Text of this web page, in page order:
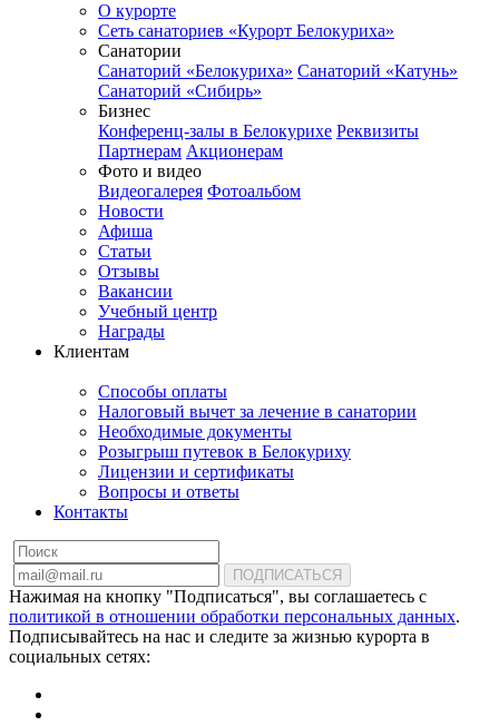
О курорте
Сеть санаториев «Курорт Белокуриха»
Санатории
Санаторий «Белокуриха» Санаторий «Катунь»
Санаторий «Сибирь»
Бизнес
Конференц-залы в Белокурихе Реквизиты
Партнерам Акционерам
Фото и видео
Видеогалерея Фотоальбом
Новости
Афиша
Статьи
Отзывы
Вакансии
Учебный центр
Награды
Клиентам
Способы оплаты
Налоговый вычет за лечение в санатории
Необходимые документы
Розыгрыш путевок в Белокуриху
Лицензии и сертификаты
Вопросы и ответы
Контакты
ПОДПИСАТЬСЯ
Нажимая на кнопку "Подписаться", вы соглашаетесь с
политикой в отношении обработки персональных данных.
Подписывайтесь на нас и следите за жизнью курорта в
социальных сетях: